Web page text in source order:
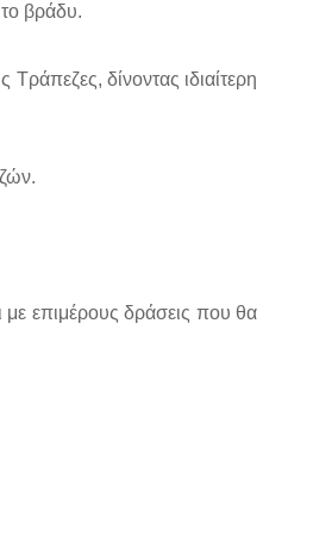
βράδυ.
δίνοντας ιδιαίτερη
με επιμέρους δράσεις που θα